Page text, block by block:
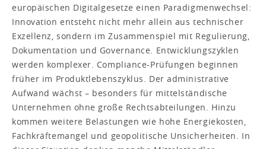
europäischen Digitalgesetze einen Paradigmenwechsel:
Innovation entsteht nicht mehr allein aus technischer
Exzellenz, sondern im Zusammenspiel mit Regulierung,
Dokumentation und Governance. Entwicklungszyklen
werden komplexer. Compliance-Prüfungen beginnen
früher im Produktlebenszyklus. Der administrative
Aufwand wächst – besonders für mittelständische
Unternehmen ohne große Rechtsabteilungen. Hinzu
kommen weitere Belastungen wie hohe Energiekosten,
Fachkräftemangel und geopolitische Unsicherheiten. In